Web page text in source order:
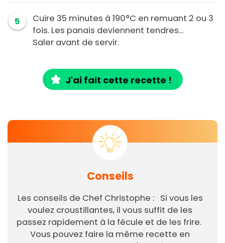
5
Cuire 35 minutes à 190°C en remuant 2 ou 3
fois. Les panais deviennent tendres...
Saler avant de servir.
J'ai fait cette recette !
Conseils
Les conseils de Chef Christophe : Si vous les
voulez croustillantes, il vous suffit de les
passez rapidement à la fécule et de les frire.
Vous pouvez faire la même recette en